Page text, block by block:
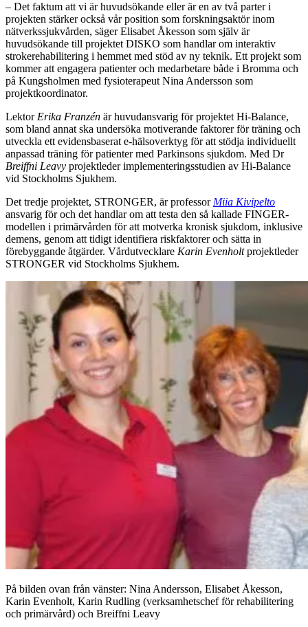
– Det faktum att vi är huvudsökande eller är en av två parter i
projekten stärker också vår position som forskningsaktör inom
nätverkssjukvården, säger Elisabet Åkesson som själv är
huvudsökande till projektet DISKO som handlar om interaktiv
strokerehabilitering i hemmet med stöd av ny teknik. Ett projekt som
kommer att engagera patienter och medarbetare både i Bromma och
på Kungsholmen med fysioterapeut Nina Andersson som
projektkoordinator.
Lektor Erika Franzén är huvudansvarig för projektet Hi-Balance,
som bland annat ska undersöka motiverande faktorer för träning och
utveckla ett evidensbaserat e-hälsoverktyg för att stödja individuellt
anpassad träning för patienter med Parkinsons sjukdom. Med Dr
Breiffni Leavy projektleder implementeringsstudien av Hi-Balance
vid Stockholms Sjukhem.
Det tredje projektet, STRONGER, är professor Miia Kivipelto
ansvarig för och det handlar om att testa den så kallade FINGER-
modellen i primärvården för att motverka kronisk sjukdom, inklusive
demens, genom att tidigt identifiera riskfaktorer och sätta in
förebyggande åtgärder. Vårdutvecklare Karin Evenholtprojektleder
STRONGER vid Stockholms Sjukhem.
På bilden ovan från vänster: Nina Andersson, Elisabet Åkesson,
Karin Evenholt, Karin Rudling (verksamhetschef för rehabilitering
och primärvård) och Breiffni Leavy